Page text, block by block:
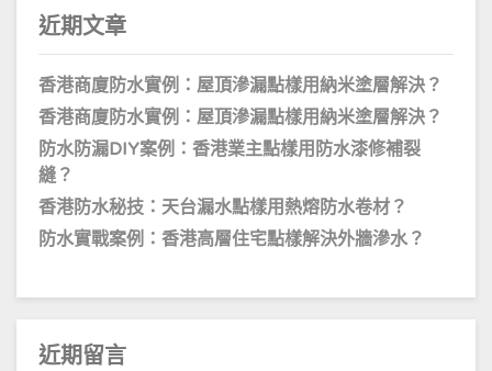
近期文章
香港商廈防水實例：屋頂滲漏點樣用納米塗層解決？
香港商廈防水實例：屋頂滲漏點樣用納米塗層解決？
防水防漏DIY案例：香港業主點樣用防水漆修補裂
縫？
香港防水秘技：天台漏水點樣用熱熔防水卷材？
防水實戰案例：香港高層住宅點樣解決外牆滲水？
近期留言